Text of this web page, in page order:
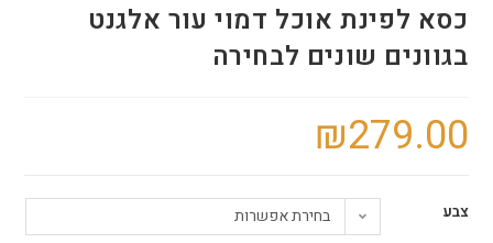
כסא לפינת אוכל דמוי עור אלגנט
בגוונים שונים לבחירה
₪279.00
צבע בחירת אפשרות